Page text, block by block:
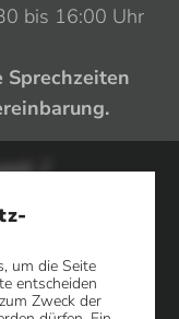
bis 16:00 Uhr
Sprechzeiten
/
bis 17:30 Uhr
um die Seite
entscheiden
Zweck der